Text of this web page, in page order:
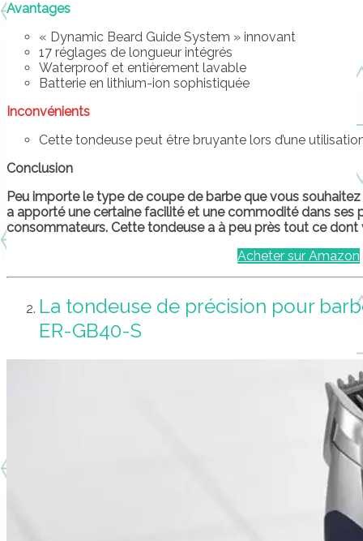
Avantages
« Dynamic Beard Guide System » innovant
17 réglages de longueur intégrés
Waterproof et entièrement lavable
Batterie en lithium-ion sophistiquée
Inconvénients
Cette tondeuse peut être bruyante lors d’une
Conclusion
Peu importe le type de coupe de barbe que vous souhaitez
a apporté une certaine facilité et une commodité dans ses
consommateurs. Cette tondeuse a à peu près tout ce dont
Acheter sur Amazon
La tondeuse de précision pour
ER-GB40-S